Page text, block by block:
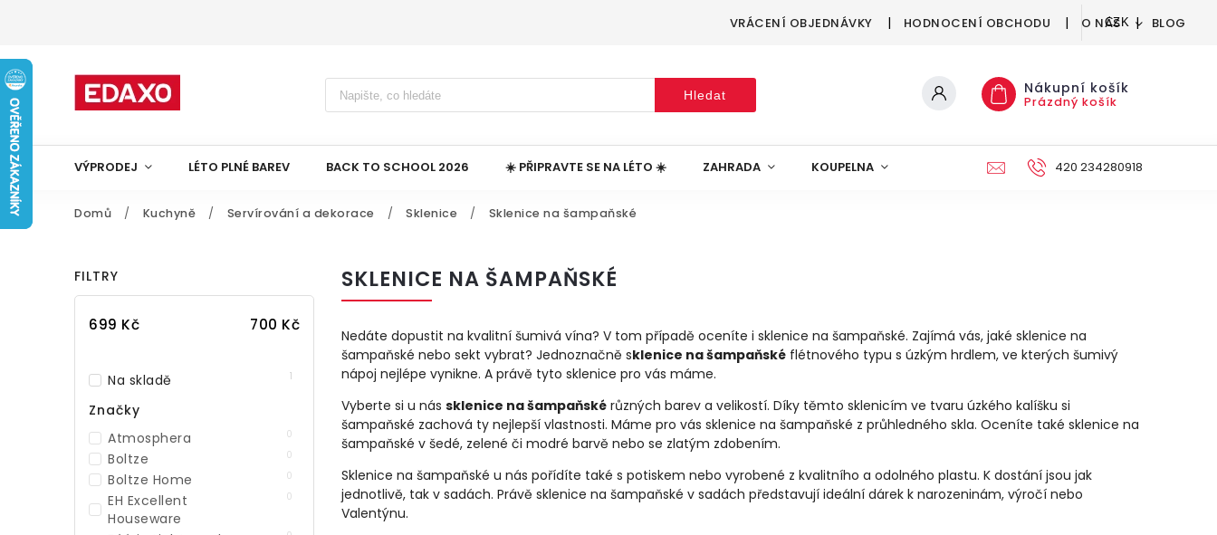
VRÁCENÍ OBJEDNÁVKY HODNOCENÍ OBCHODU O NÁS BLOG
CZK
Hledat Nákupní košík
Prázdný košík
VÝPRODEJ LÉTO PLNÉ BAREV BACK TO SCHOOL 2026 ☀️ PŘIPRAVTE SE NA LÉTO ☀️ ZAHRADA KOUPELNA DEKORACE
420 234280918
Domů / Kuchyně / Servírování a dekorace / Sklenice / Sklenice na šampaňské
FILTRY
699 Kč 700 Kč
Na skladě 1
Značky
Atmosphera
0
Boltze 0
Boltze Home 0
EH Excellent
Houseware
0
SKLENICE NA ŠAMPAŇSKÉ
Nedáte dopustit na kvalitní šumivá vína? V tom případě oceníte i sklenice na šampaňské. Zajímá vás, jaké sklenice na
šampaňské nebo sekt vybrat? Jednoznačně sklenice na šampaňské flétnového typu s úzkým hrdlem, ve kterých šumivý
nápoj nejlépe vynikne. A právě tyto sklenice pro vás máme.
Vyberte si u nás sklenice na šampaňské různých barev a velikostí. Díky těmto sklenicím ve tvaru úzkého kalíšku si
šampaňské zachová ty nejlepší vlastnosti. Máme pro vás sklenice na šampaňské z průhledného skla. Oceníte také sklenice na
šampaňské v šedé, zelené či modré barvě nebo se zlatým zdobením.
Sklenice na šampaňské u nás pořídíte také s potiskem nebo vyrobené z kvalitního a odolného plastu. K dostání jsou jak
jednotlivě, tak v sadách. Právě sklenice na šampaňské v sadách představují ideální dárek k narozeninám, výročí nebo
Valentýnu.